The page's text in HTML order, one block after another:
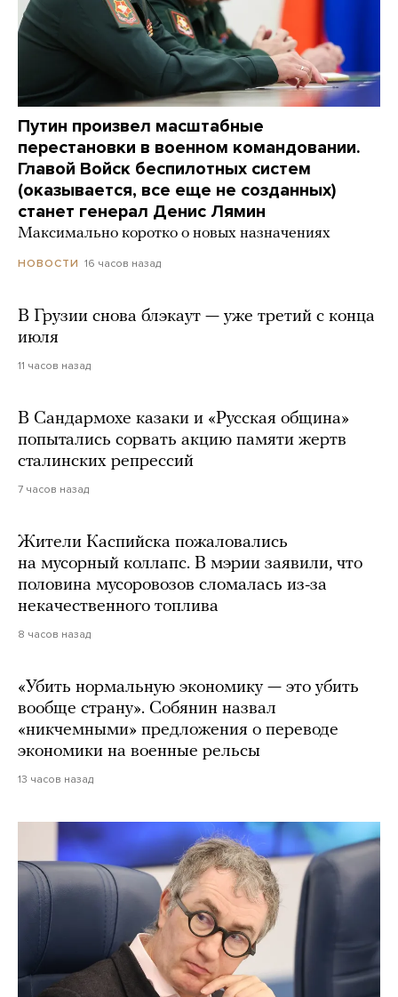
Путин произвел масштабные
перестановки в военном командовании.
Главой Войск беспилотных систем
(оказывается, все еще не созданных)
станет генерал Денис Лямин
Максимально коротко о новых назначениях
НОВОСТИ 16 часов назад
В Грузии снова блэкаут — уже третий с конца
июля
11 часов назад
В Сандармохе казаки и «Русская община»
попытались сорвать акцию памяти жертв
сталинских репрессий
7 часов назад
Жители Каспийска пожаловались
на мусорный коллапс. В мэрии заявили, что
половина мусоровозов сломалась из-за
некачественного топлива
8 часов назад
«Убить нормальную экономику — это убить
вообще страну». Собянин назвал
«никчемными» предложения о переводе
экономики на военные рельсы
13 часов назад